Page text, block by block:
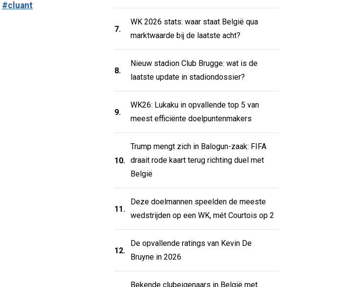
#cluant
7.
WK 2026 stats: waar staat België qua
marktwaarde bij de laatste acht?
8.
Nieuw stadion Club Brugge: wat is de
laatste update in stadiondossier?
9.
WK26: Lukaku in opvallende top 5 van
meest efficiënte doelpuntenmakers
10.
Trump mengt zich in Balogun-zaak: FIFA
draait rode kaart terug richting duel met
België
11.
Deze doelmannen speelden de meeste
wedstrijden op een WK, mét Courtois op 2
12.
De opvallende ratings van Kevin De
Bruyne in 2026
Bekende clubeigenaars in België met